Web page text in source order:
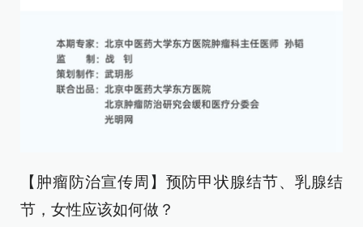
【肿瘤防治宣传周】预防甲状腺结节、乳腺结
节，女性应该如何做？